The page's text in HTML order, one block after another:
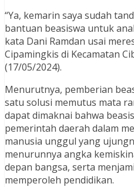
“Ya, kemarin saya sudah
bantuan beasiswa untuk
kata Dani Ramdan usai
Cipamingkis di Kecamatan
(17/05/2024).
Menurutnya, pemberian
satu solusi memutus mata
dapat dimaknai bahwa
pemerintah daerah dalam
manusia unggul yang
menurunnya angka
depan bangsa, serta
memperoleh pendidikan.